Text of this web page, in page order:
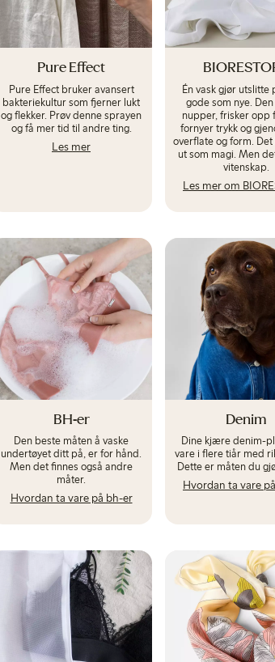
Pure Effect
Pure Effect bruker avansert
bakteriekultur som fjerner lukt
og flekker. Prøv denne sprayen
og få mer tid til andre ting.
Les mer
Én vask gjør utslitte
gode som nye.
nupper, frisker opp
fornyer trykk og
overflate og form. Det
ut som magi. Men
vitenskap.
Les mer om
BH-er
Den beste måten å vaske
undertøyet ditt på, er for hånd.
Men det finnes også andre
måter.
Hvordan ta vare på bh-er
Denim
Dine kjære denim-
vare i flere tiår med
Dette er måten du
Hvordan ta vare